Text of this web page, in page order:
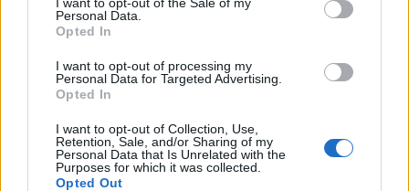
Personal Data.
Opted In
I want to opt-out of processing my
Personal Data for Targeted Advertising.
Opted In
I want to opt-out of Collection, Use,
Retention, Sale, and/or Sharing of my
Personal Data that Is Unrelated with the
Purposes for which it was collected.
Opted Out
A napi középhőmérséklet 27 °C felett alakulhat.
A napi középhőmérséklet 27 °C felett alakulhat.
Figyelem! Zivatar alakulhat ki. Elsődleges veszélyforrást a
villámlás jelent, emellett esetenként szélerősödés, jégeső
előfordulhat!